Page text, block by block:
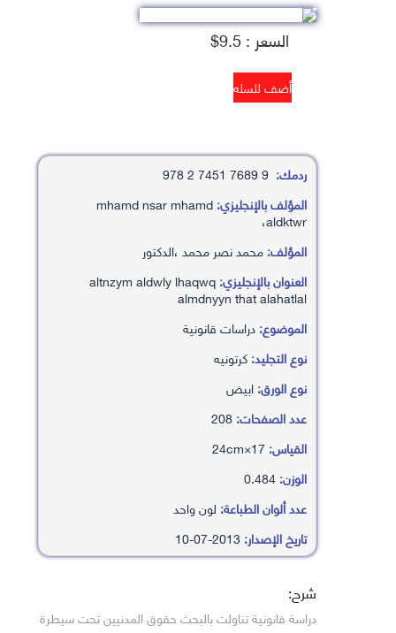
السعر : 9.5$
ردمك:
المؤلف بالإنجليزي:mhamd nsar mhamd
،aldktwr
المؤلف:محمد نصر محمد ،الدكتور
العنوان بالإنجليزي:altnzym aldwly lhaqwq
almdnyyn that alahatlal
الموضوع:دراسات قانونية
نوع التجليد:كرتونيه
نوع الورق:ابيض
عدد الصفحات:
القياس:
الوزن:
عدد ألوان الطباعة: لون واحد
تاريخ الإصدار:
شرح:
دراسة قانونية تناولت بالبحث حقوق المدنيين تحت سيطرة